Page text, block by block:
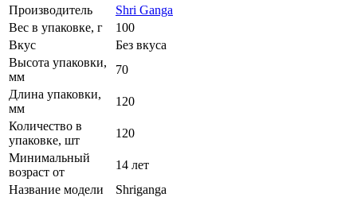
Производитель
Shri Ganga
Вес в упаковке, г
100
Вкус
Без вкуса
Высота упаковки,
мм
70
Длина упаковки,
мм
120
Количество в
упаковке, шт
120
Минимальный
возраст от
14 лет
Название модели
Shriganga